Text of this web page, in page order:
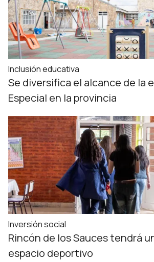
Inclusión educativa
Se diversifica el alcance de la
Especial en la provincia
Inversión social
Rincón de los Sauces tendrá
espacio deportivo